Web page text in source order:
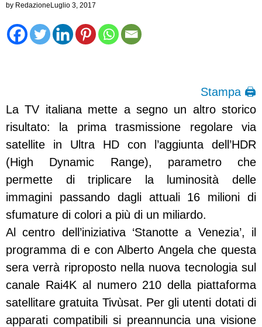
by RedazioneLuglio 3, 2017
Stampa 🖨
La TV italiana mette a segno un altro storico
risultato: la prima trasmissione regolare via
satellite in Ultra HD con l’aggiunta dell’HDR
(High Dynamic Range), parametro che
permette di triplicare la luminosità delle
immagini passando dagli attuali 16 milioni di
sfumature di colori a più di un miliardo.
Al centro dell’iniziativa ‘Stanotte a Venezia’, il
programma di e con Alberto Angela che questa
sera verrà riproposto nella nuova tecnologia sul
canale Rai4K al numero 210 della piattaforma
satellitare gratuita Tivùsat. Per gli utenti dotati di
apparati compatibili si preannuncia una visione